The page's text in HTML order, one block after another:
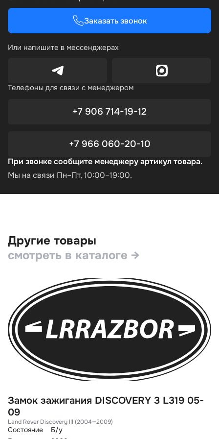
Заказать звонок
Или напишите в мессенджерах
Телефоны для связи с менеджером
+7 906 714-19-12
+7 966 060-20-10
При звонке сообщите менеджеру артикул товара.
Мы на связи Пн–Пт, 10:00–19:00.
Другие товары
смотреть в каталоге →
Замок зажигания DISCOVERY 3 L319 05-
09
Land Rover Discovery III (2004—2009)
Состояние
Б/у